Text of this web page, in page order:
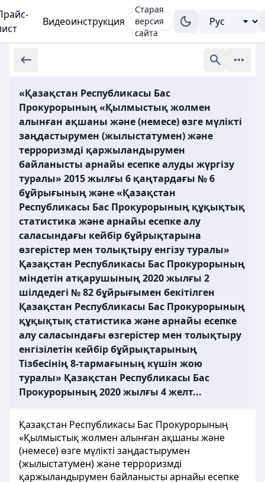
Видеоинструкция
Старая
версия
сайта
«Қазақстан Республикасы Бас
Прокурорының «Қылмыстық жолмен
алынған ақшаны және (немесе) өзге мүлікті
заңдастырумен (жылыстатумен) және
терроризмді қаржыландырумен
байланысты арнайы есепке алуды жүргізу
туралы» 2015 жылғы 6 қаңтардағы № 6
бұйрығының және «Қазақстан
Республикасы Бас Прокурорының құқықтық
статистика және арнайы есепке алу
саласындағы кейбір бұйрықтарына
өзгерістер мен толықтыру енгізу туралы»
Қазақстан Республикасы Бас Прокурорының
міндетін атқарушының 2020 жылғы 2
шiлдедегi № 82 бұйрығымен бекітілген
Қазақстан Республикасы Бас Прокурорының
құқықтық статистика және арнайы есепке
алу саласындағы өзгерістер мен толықтыру
енгізілетін кейбір бұйрықтарының
Тізбесінің 8-тармағының күшін жою
туралы» Қазақстан Республикасы Бас
Прокурорының 2020 жылғы 4 желт...
Қазақстан Республикасы Бас Прокурорының
«Қылмыстық жолмен алынған ақшаны және
(немесе) өзге мүлікті заңдастырумен
(жылыстатумен) және терроризмді
қаржыландырумен байланысты арнайы есепке